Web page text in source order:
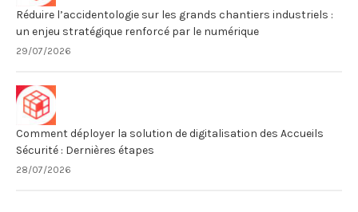
Réduire l’accidentologie sur les grands chantiers industriels :
un enjeu stratégique renforcé par le numérique
29/07/2026
Comment déployer la solution de digitalisation des Accueils
Sécurité : Dernières étapes
28/07/2026